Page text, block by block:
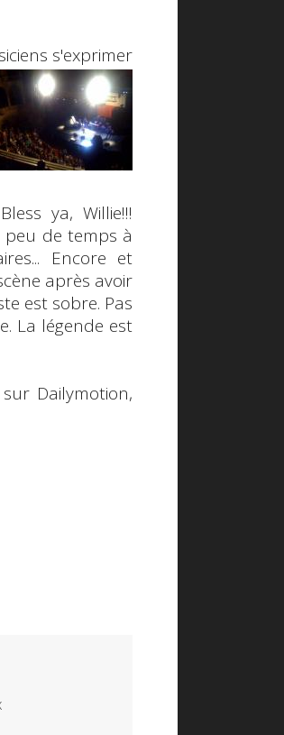
s'exprimer
Bless ya, Willie!!!
de temps à
Encore et
après avoir
est sobre. Pas
La légende est
Dailymotion,